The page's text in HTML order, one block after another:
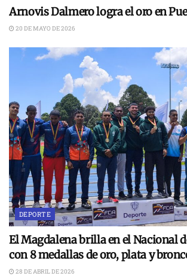
Arnovis Dalmero logra el oro en
20 DE MAYO DE 2026
DEPORTE
El Magdalena brilla en el Nacional
con 8 medallas de oro, plata y
28 DE ABRIL DE 2026